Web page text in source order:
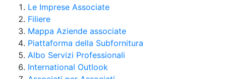
Le Imprese Associate
Filiere
Mappa Aziende associate
Piattaforma della Subfornitura
Albo Servizi Professionali
International Outlook